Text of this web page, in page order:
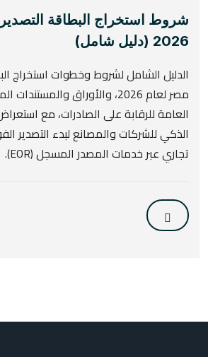
شروط استخراج البطاقة
2026 (دليل شامل)
الدليل الشامل لشروط وخطوات استخراج
مصر لعام 2026، والأوراق
العامة للرقابة على الصادرات، مع
الذكي للشركات والمصانع لبدء التصدير
تجاري عبر خدمات المصدر المسجل (EOR).